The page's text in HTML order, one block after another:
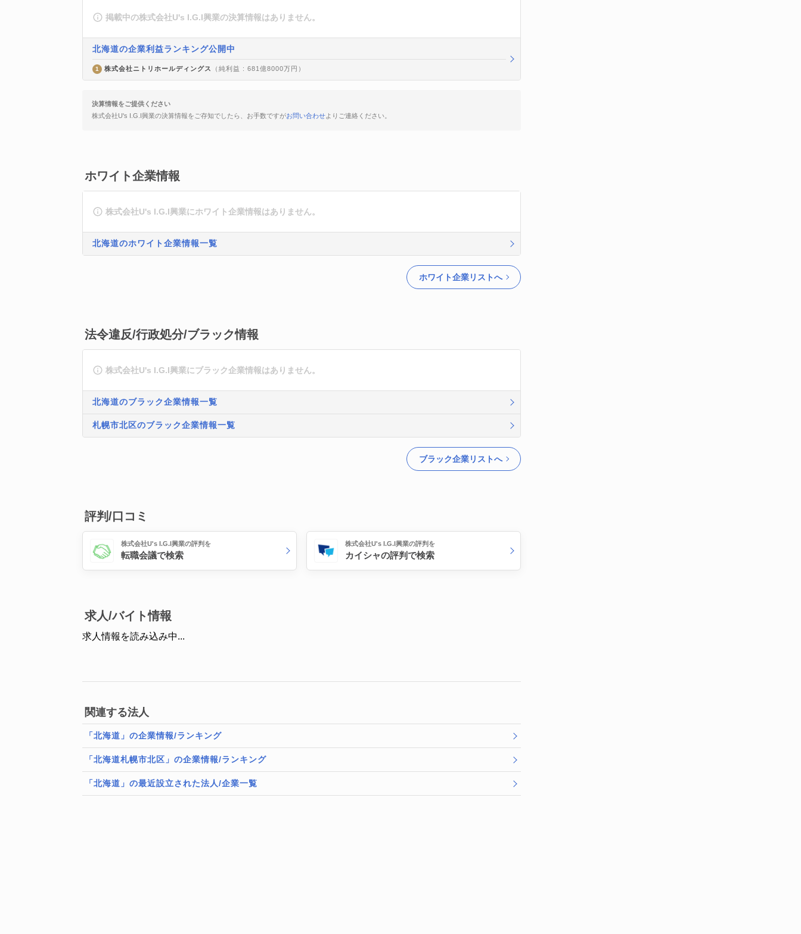
掲載中の株式会社U's I.G.I興業の決算情報はありません。
北海道の企業利益ランキング公開中
1 株式会社ニトリホールディングス （純利益 : 681億8000万円）
決算情報をご提供ください
株式会社U's I.G.I興業の決算情報をご存知でしたら、お手数ですがお問い合わせよりご連絡ください。
ホワイト企業情報
株式会社U's I.G.I興業にホワイト企業情報はありません。
北海道のホワイト企業情報一覧
ホワイト企業リストへ
法令違反/行政処分/ブラック情報
株式会社U's I.G.I興業にブラック企業情報はありません。
北海道のブラック企業情報一覧
札幌市北区のブラック企業情報一覧
ブラック企業リストへ
評判/口コミ
株式会社U's I.G.I興業の評判を
転職会議で検索
株式会社U's I.G.I興業の評判を
カイシャの評判で検索
求人/バイト情報
求人情報を読み込み中...
関連する法人
「北海道」の企業情報/ランキング
「北海道札幌市北区」の企業情報/ランキング
「北海道」の最近設立された法人/企業一覧